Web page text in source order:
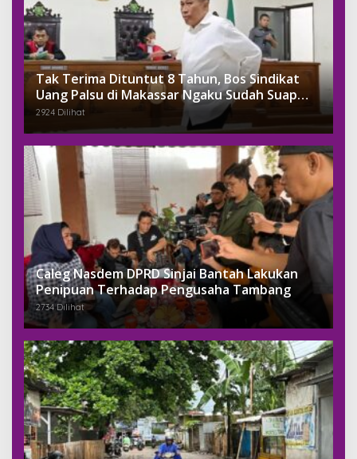
Tak Terima Dituntut 8 Tahun, Bos Sindikat
Uang Palsu di Makassar Ngaku Sudah Suap
Jaksa Dengan Miliaran
2924 Dilihat
Caleg Nasdem DPRD Sinjai Bantah Lakukan
Penipuan Terhadap Pengusaha Tambang
2734 Dilihat